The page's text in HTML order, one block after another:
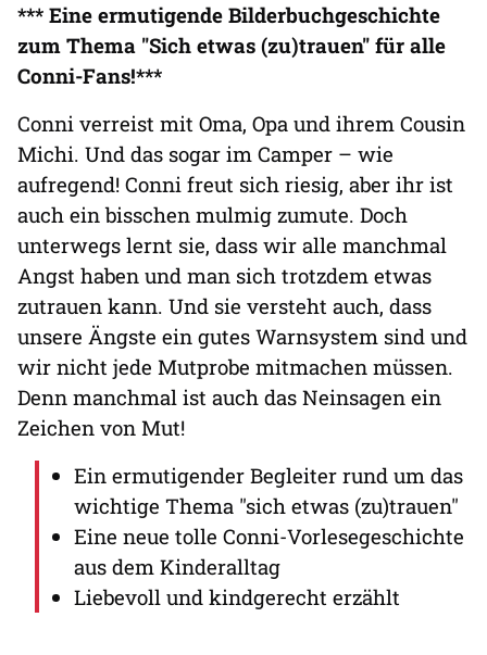
*** Eine ermutigende Bilderbuchgeschichte
zum Thema "Sich etwas (zu)trauen" für alle
Conni-Fans!***
Conni verreist mit Oma, Opa und ihrem Cousin
Michi. Und das sogar im Camper – wie
aufregend! Conni freut sich riesig, aber ihr ist
auch ein bisschen mulmig zumute. Doch
unterwegs lernt sie, dass wir alle manchmal
Angst haben und man sich trotzdem etwas
zutrauen kann. Und sie versteht auch, dass
unsere Ängste ein gutes Warnsystem sind und
wir nicht jede Mutprobe mitmachen müssen.
Denn manchmal ist auch das Neinsagen ein
Zeichen von Mut!
Ein ermutigender Begleiter rund um das
wichtige Thema "sich etwas (zu)trauen"
Eine neue tolle Conni-Vorlesegeschichte
aus dem Kinderalltag
Liebevoll und kindgerecht erzählt